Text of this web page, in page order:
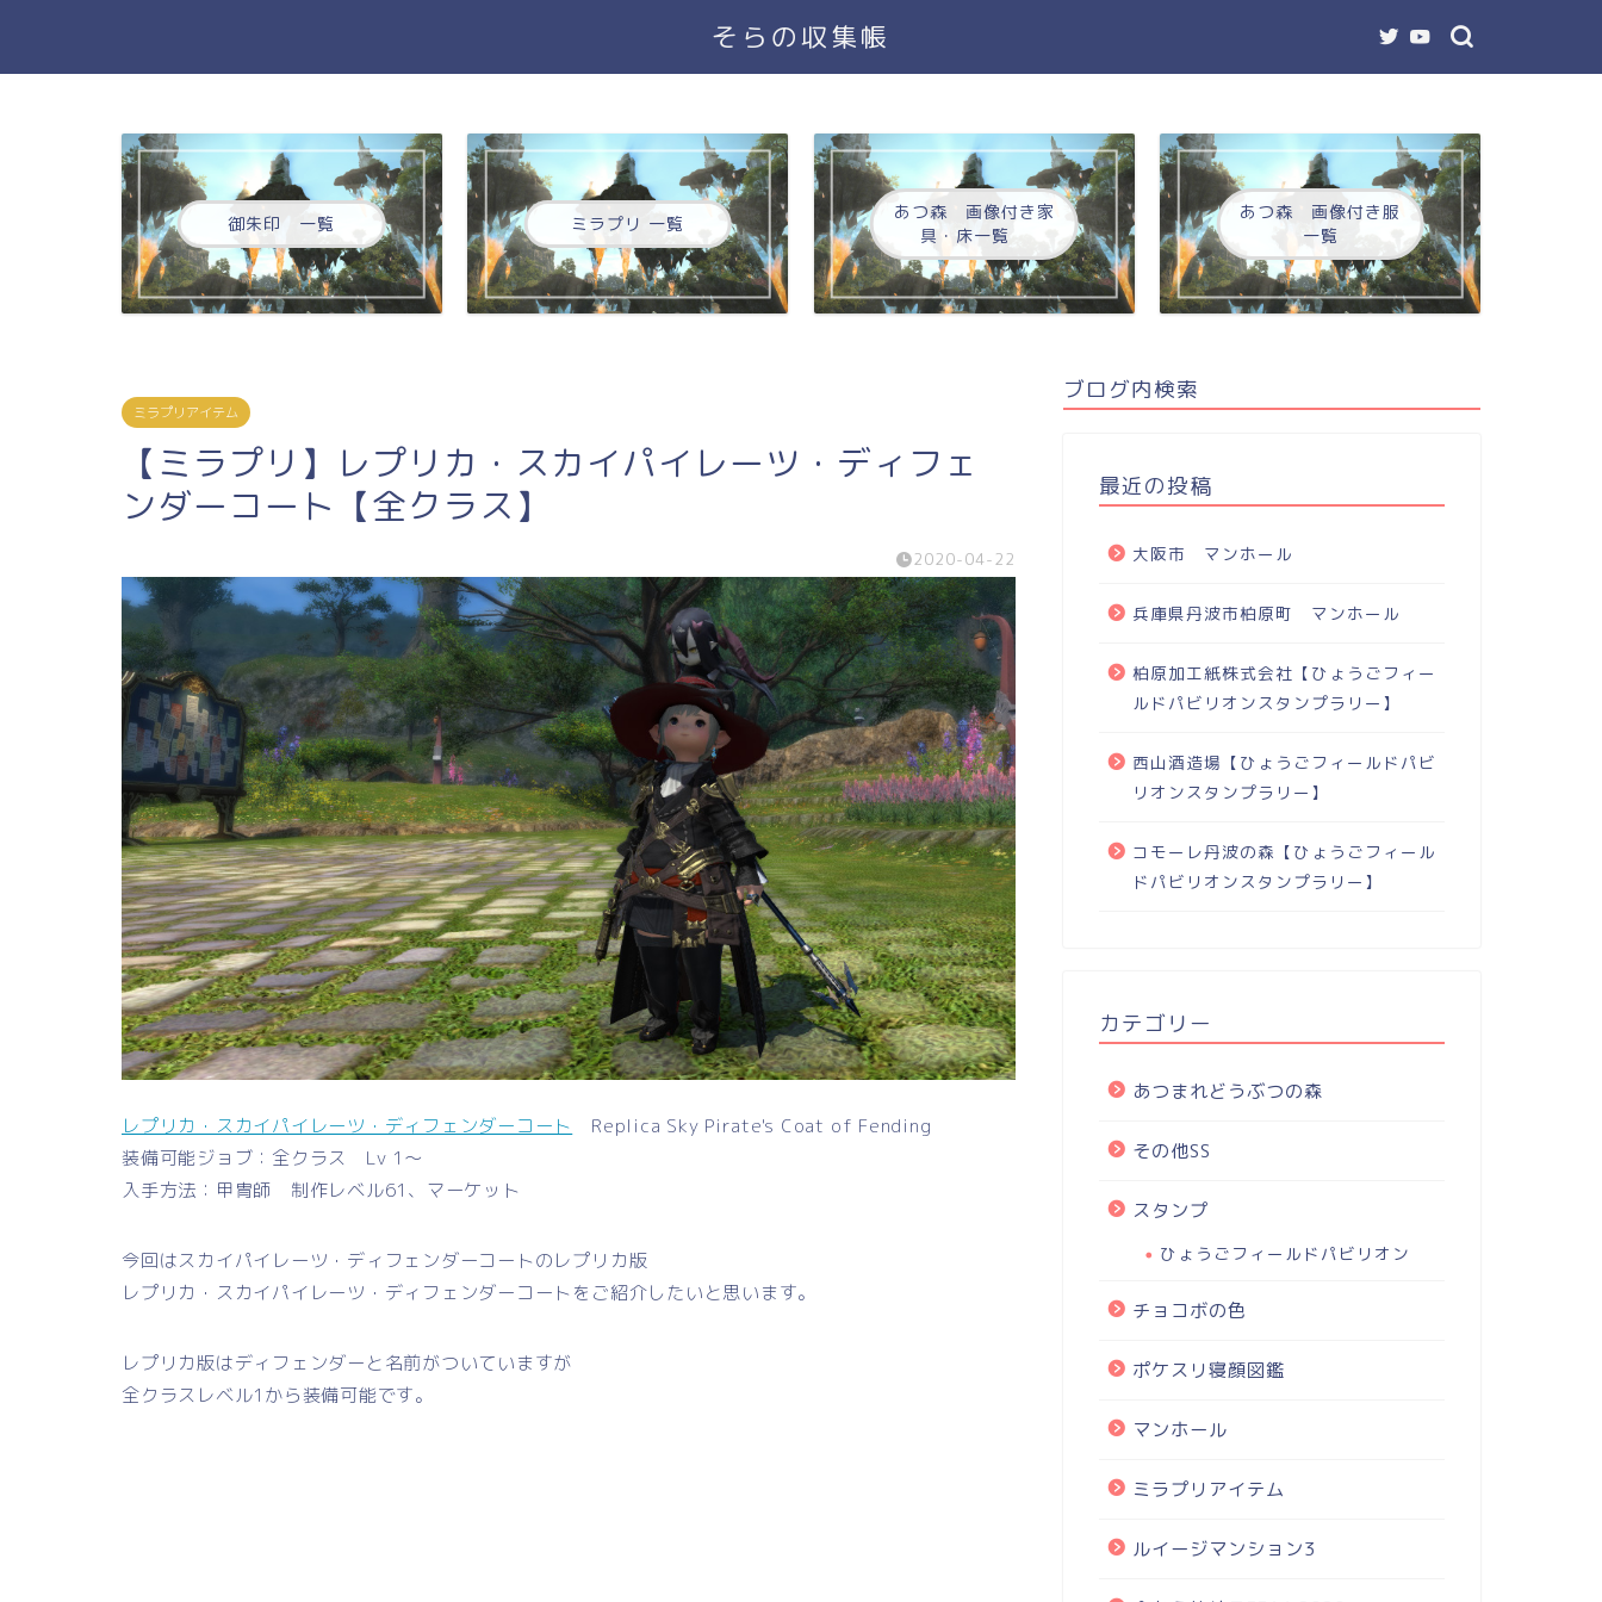
そらの収集帳
御朱印 一覧 ミラプリ 一覧
あつ森 画像付き家
具・床一覧
あつ森 画像付き服
一覧
ミラプリアイテム
【ミラプリ】レプリカ・スカイパイレーツ・ディフェ
ンダーコート【全クラス】
2020-04-22
レプリカ・スカイパイレーツ・ディフェンダーコート
Replica Sky Pirate's Coat of Fending
装備可能ジョブ：全クラス Lv 1～
入手方法：甲冑師 制作レベル61、マーケット
今回はスカイパイレーツ・ディフェンダーコートのレプリカ版
レプリカ・スカイパイレーツ・ディフェンダーコートをご紹介したいと思います。
レプリカ版はディフェンダーと名前がついていますが
全クラスレベル1から装備可能です。
ブログ内検索
最近の投稿
大阪市 マンホール
兵庫県丹波市柏原町 マンホール
柏原加工紙株式会社【ひょうごフィー
ルドパビリオンスタンプラリー】
西山酒造場【ひょうごフィールドパビ
リオンスタンプラリー】
コモーレ丹波の森【ひょうごフィール
ドパビリオンスタンプラリー】
カテゴリー
あつまれどうぶつの森
その他SS
スタンプ
ひょうごフィールドパビリオン
チョコボの色
ポケスリ寝顔図鑑
マンホール
ミラプリアイテム
ルイージマンション3